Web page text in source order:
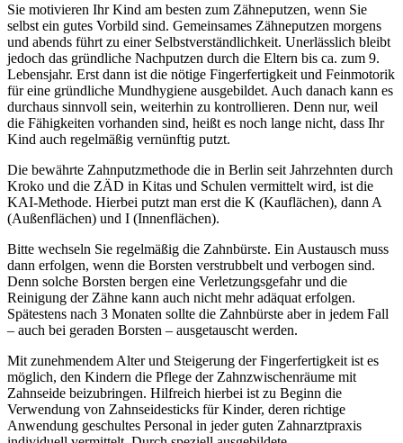
Sie motivieren Ihr Kind am besten zum Zähneputzen, wenn Sie
selbst ein gutes Vorbild sind. Gemeinsames Zähneputzen morgens
und abends führt zu einer Selbstverständlichkeit. Unerlässlich bleibt
jedoch das gründliche Nachputzen durch die Eltern bis ca. zum 9.
Lebensjahr. Erst dann ist die nötige Fingerfertigkeit und Feinmotorik
für eine gründliche Mundhygiene ausgebildet. Auch danach kann es
durchaus sinnvoll sein, weiterhin zu kontrollieren. Denn nur, weil
die Fähigkeiten vorhanden sind, heißt es noch lange nicht, dass Ihr
Kind auch regelmäßig vernünftig putzt.
Die bewährte Zahnputzmethode die in Berlin seit Jahrzehnten durch
Kroko und die ZÄD in Kitas und Schulen vermittelt wird, ist die
KAI-Methode. Hierbei putzt man erst die K (Kauflächen), dann A
(Außenflächen) und I (Innenflächen).
Bitte wechseln Sie regelmäßig die Zahnbürste. Ein Austausch muss
dann erfolgen, wenn die Borsten verstrubbelt und verbogen sind.
Denn solche Borsten bergen eine Verletzungsgefahr und die
Reinigung der Zähne kann auch nicht mehr adäquat erfolgen.
Spätestens nach 3 Monaten sollte die Zahnbürste aber in jedem Fall
– auch bei geraden Borsten – ausgetauscht werden.
Mit zunehmendem Alter und Steigerung der Fingerfertigkeit ist es
möglich, den Kindern die Pflege der Zahnzwischenräume mit
Zahnseide beizubringen. Hilfreich hierbei ist zu Beginn die
Verwendung von Zahnseidesticks für Kinder, deren richtige
Anwendung geschultes Personal in jeder guten Zahnarztpraxis